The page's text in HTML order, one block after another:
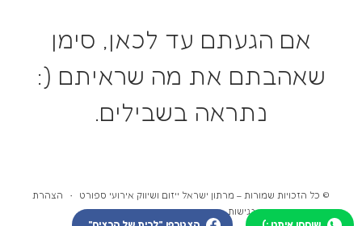
אם הגעתם עד לכאן, סימן
שאהבתם את מה שראיתם (:
נתראה בשבילים.
© כל הזכויות שמורות – מרתון ישראל ייזום ושיווק אירועי ספורט • הצהרת
נגישות•HD Design בניית אתרים